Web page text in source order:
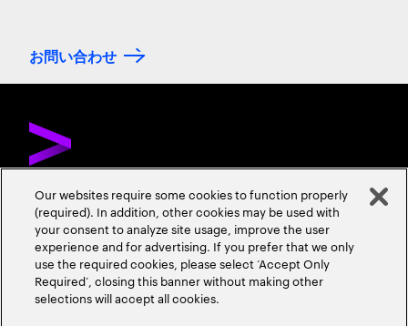
お問い合わせ
お問い合わせ採用情報会社情報
Our websites require some cookies to function properly
(required). In addition, other cookies may be used with
your consent to analyze site usage, improve the user
experience and for advertising. If you prefer that we only
use the required cookies, please select ‘Accept Only
Required’, closing this banner without making other
selections will accept all cookies.